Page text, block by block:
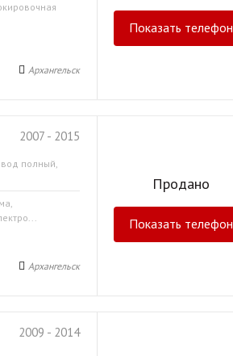
Архангельск
Показать телефон
2007 - 2015
полный,
Архангельск
Продано
Показать телефон
2009 - 2014